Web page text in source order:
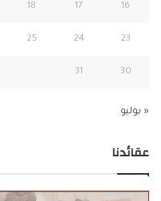
16
17
18
23
24
25
30
31
« يوليو
عقائدنا